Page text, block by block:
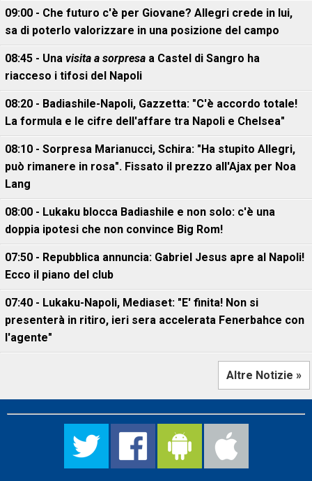
09:00 - Che futuro c'è per Giovane? Allegri crede in lui,
sa di poterlo valorizzare in una posizione del campo
08:45 - Una visita a sorpresa a Castel di Sangro ha
riacceso i tifosi del Napoli
08:20 - Badiashile-Napoli, Gazzetta: "C'è accordo totale!
La formula e le cifre dell'affare tra Napoli e Chelsea"
08:10 - Sorpresa Marianucci, Schira: "Ha stupito Allegri,
può rimanere in rosa". Fissato il prezzo all'Ajax per Noa
Lang
08:00 - Lukaku blocca Badiashile e non solo: c'è una
doppia ipotesi che non convince Big Rom!
07:50 - Repubblica annuncia: Gabriel Jesus apre al Napoli!
Ecco il piano del club
07:40 - Lukaku-Napoli, Mediaset: "E' finita! Non si
presenterà in ritiro, ieri sera accelerata Fenerbahce con
l'agente"
Altre Notizie »